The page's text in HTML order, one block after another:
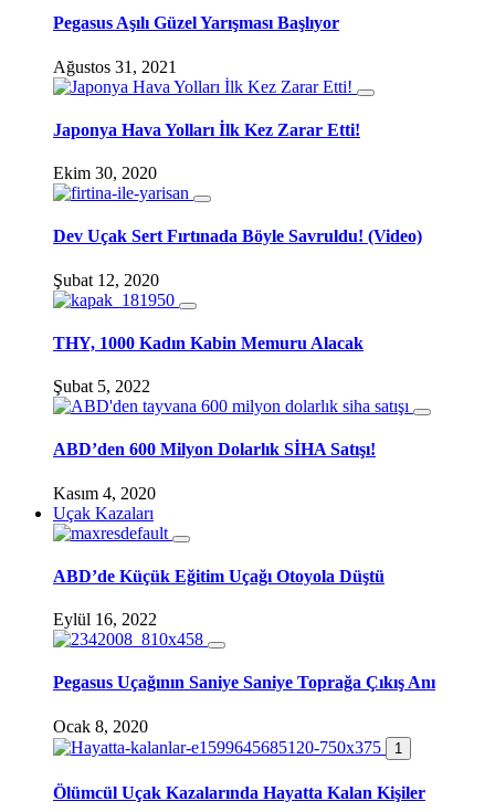
Pegasus Aşılı Güzel Yarışması Başlıyor
Ağustos 31, 2021
Japonya Hava Yolları İlk Kez Zarar Etti!
Ekim 30, 2020
Dev Uçak Sert Fırtınada Böyle Savruldu! (Video)
Şubat 12, 2020
THY, 1000 Kadın Kabin Memuru Alacak
Şubat 5, 2022
ABD’den 600 Milyon Dolarlık SİHA Satışı!
Kasım 4, 2020
Uçak Kazaları
ABD’de Küçük Eğitim Uçağı Otoyola Düştü
Eylül 16, 2022
Pegasus Uçağının Saniye Saniye Toprağa Çıkış Anı
Ocak 8, 2020
1
Ölümcül Uçak Kazalarında Hayatta Kalan Kişiler